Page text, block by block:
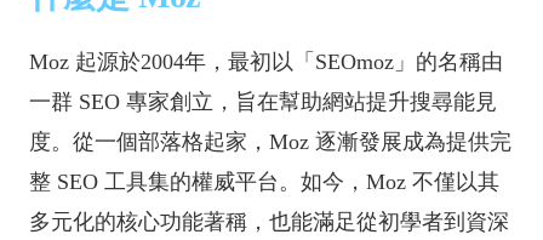
Moz 起源於2004年，最初以「SEOmoz」的名稱由
一群 SEO 專家創立，旨在幫助網站提升搜尋能見
度。從一個部落格起家，Moz 逐漸發展成為提供完
整 SEO 工具集的權威平台。如今，Moz 不僅以其
多元化的核心功能著稱，也能滿足從初學者到資深